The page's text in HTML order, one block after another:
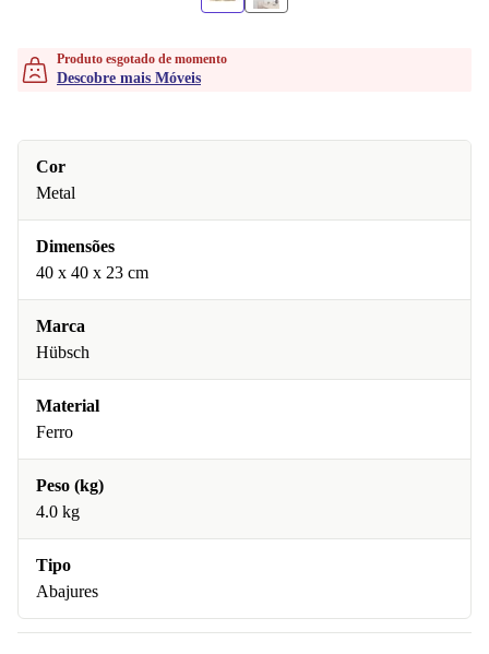
Produto esgotado de momento
Descobre mais Móveis
Cor
Metal
Dimensões
40 x 40 x 23 cm
Marca
Hübsch
Material
Ferro
Peso (kg)
4.0 kg
Tipo
Abajures